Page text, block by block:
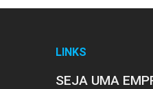
LINKS
SEJA UMA